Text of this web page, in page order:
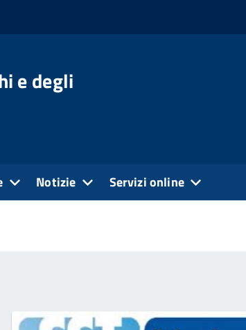
e degli
Notizie Servizi online